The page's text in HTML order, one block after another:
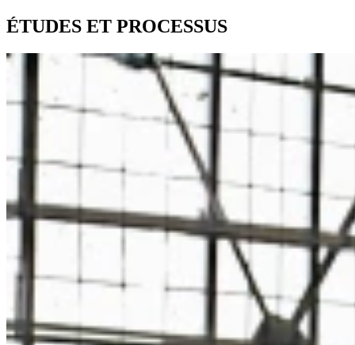
ÉTUDES ET PROCESSUS